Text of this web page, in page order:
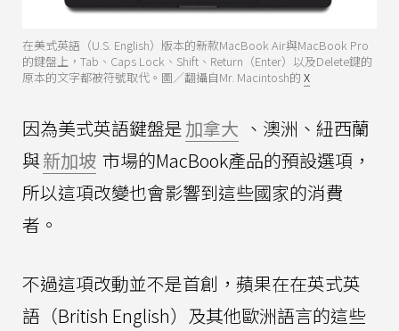
在美式英語（U.S. English）版本的新款MacBook Air與MacBook Pro
的鍵盤上，Tab、Caps Lock、Shift、Return（Enter）以及Delete鍵的
原本的文字都被符號取代。圖／翻攝自Mr. Macintosh的 X
因為美式英語鍵盤是加拿大 、澳洲、紐西蘭
與新加坡 市場的MacBook產品的預設選項，
所以這項改變也會影響到這些國家的消費
者。
不過這項改動並不是首創，蘋果在在英式英
語（British English）及其他歐洲語言的這些